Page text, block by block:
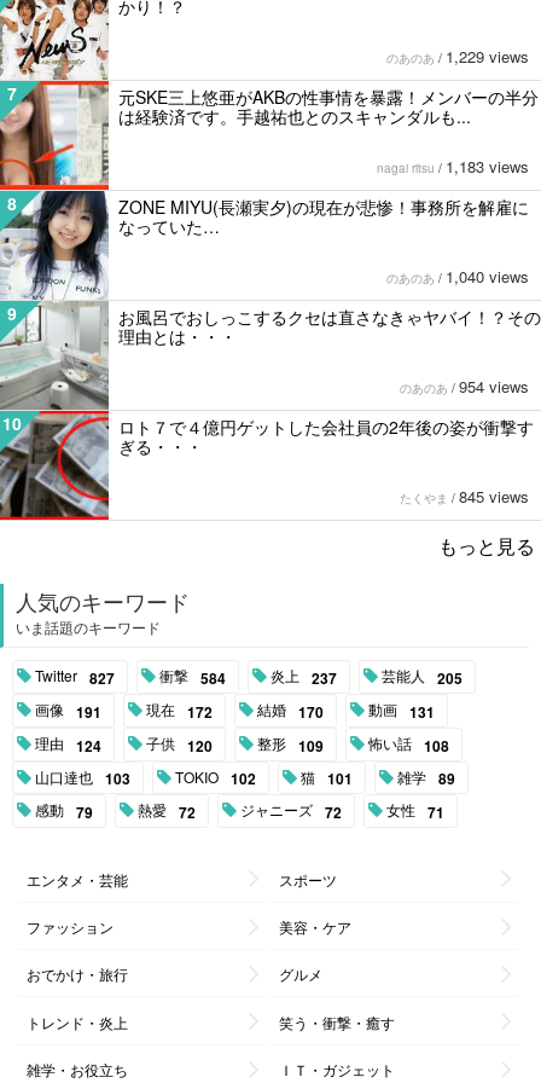
かり！？
のあのあ / 1,229 views
7
元SKE三上悠亜がAKBの性事情を暴露！メンバーの半分
は経験済です。手越祐也とのスキャンダルも...
nagai ritsu / 1,183 views
8
ZONE MIYU(長瀬実夕)の現在が悲惨！事務所を解雇に
なっていた…
のあのあ / 1,040 views
9
お風呂でおしっこするクセは直さなきゃヤバイ！？その
理由とは・・・
のあのあ / 954 views
10
ロト７で４億円ゲットした会社員の2年後の姿が衝撃す
ぎる・・・
たくやま / 845 views
もっと見る
人気のキーワード
いま話題のキーワード
Twitter 827 衝撃 584 炎上 237 芸能人 205
画像 191 現在 172 結婚 170 動画 131
理由 124 子供 120 整形 109 怖い話 108
山口達也 103 TOKIO 102 猫 101 雑学 89
感動 79 熱愛 72 ジャニーズ 72 女性 71
エンタメ・芸能 スポーツ
ファッション 美容・ケア
おでかけ・旅行 グルメ
トレンド・炎上 笑う・衝撃・癒す
雑学・お役立ち ＩＴ・ガジェット